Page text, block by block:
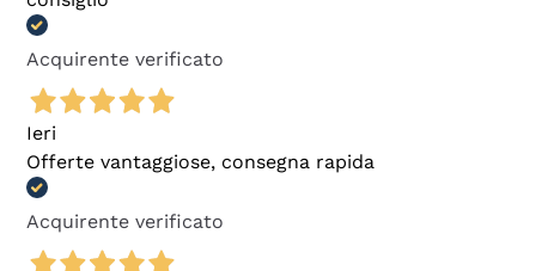
Acquirente verificato
Ieri
Offerte vantaggiose, consegna rapida
Acquirente verificato